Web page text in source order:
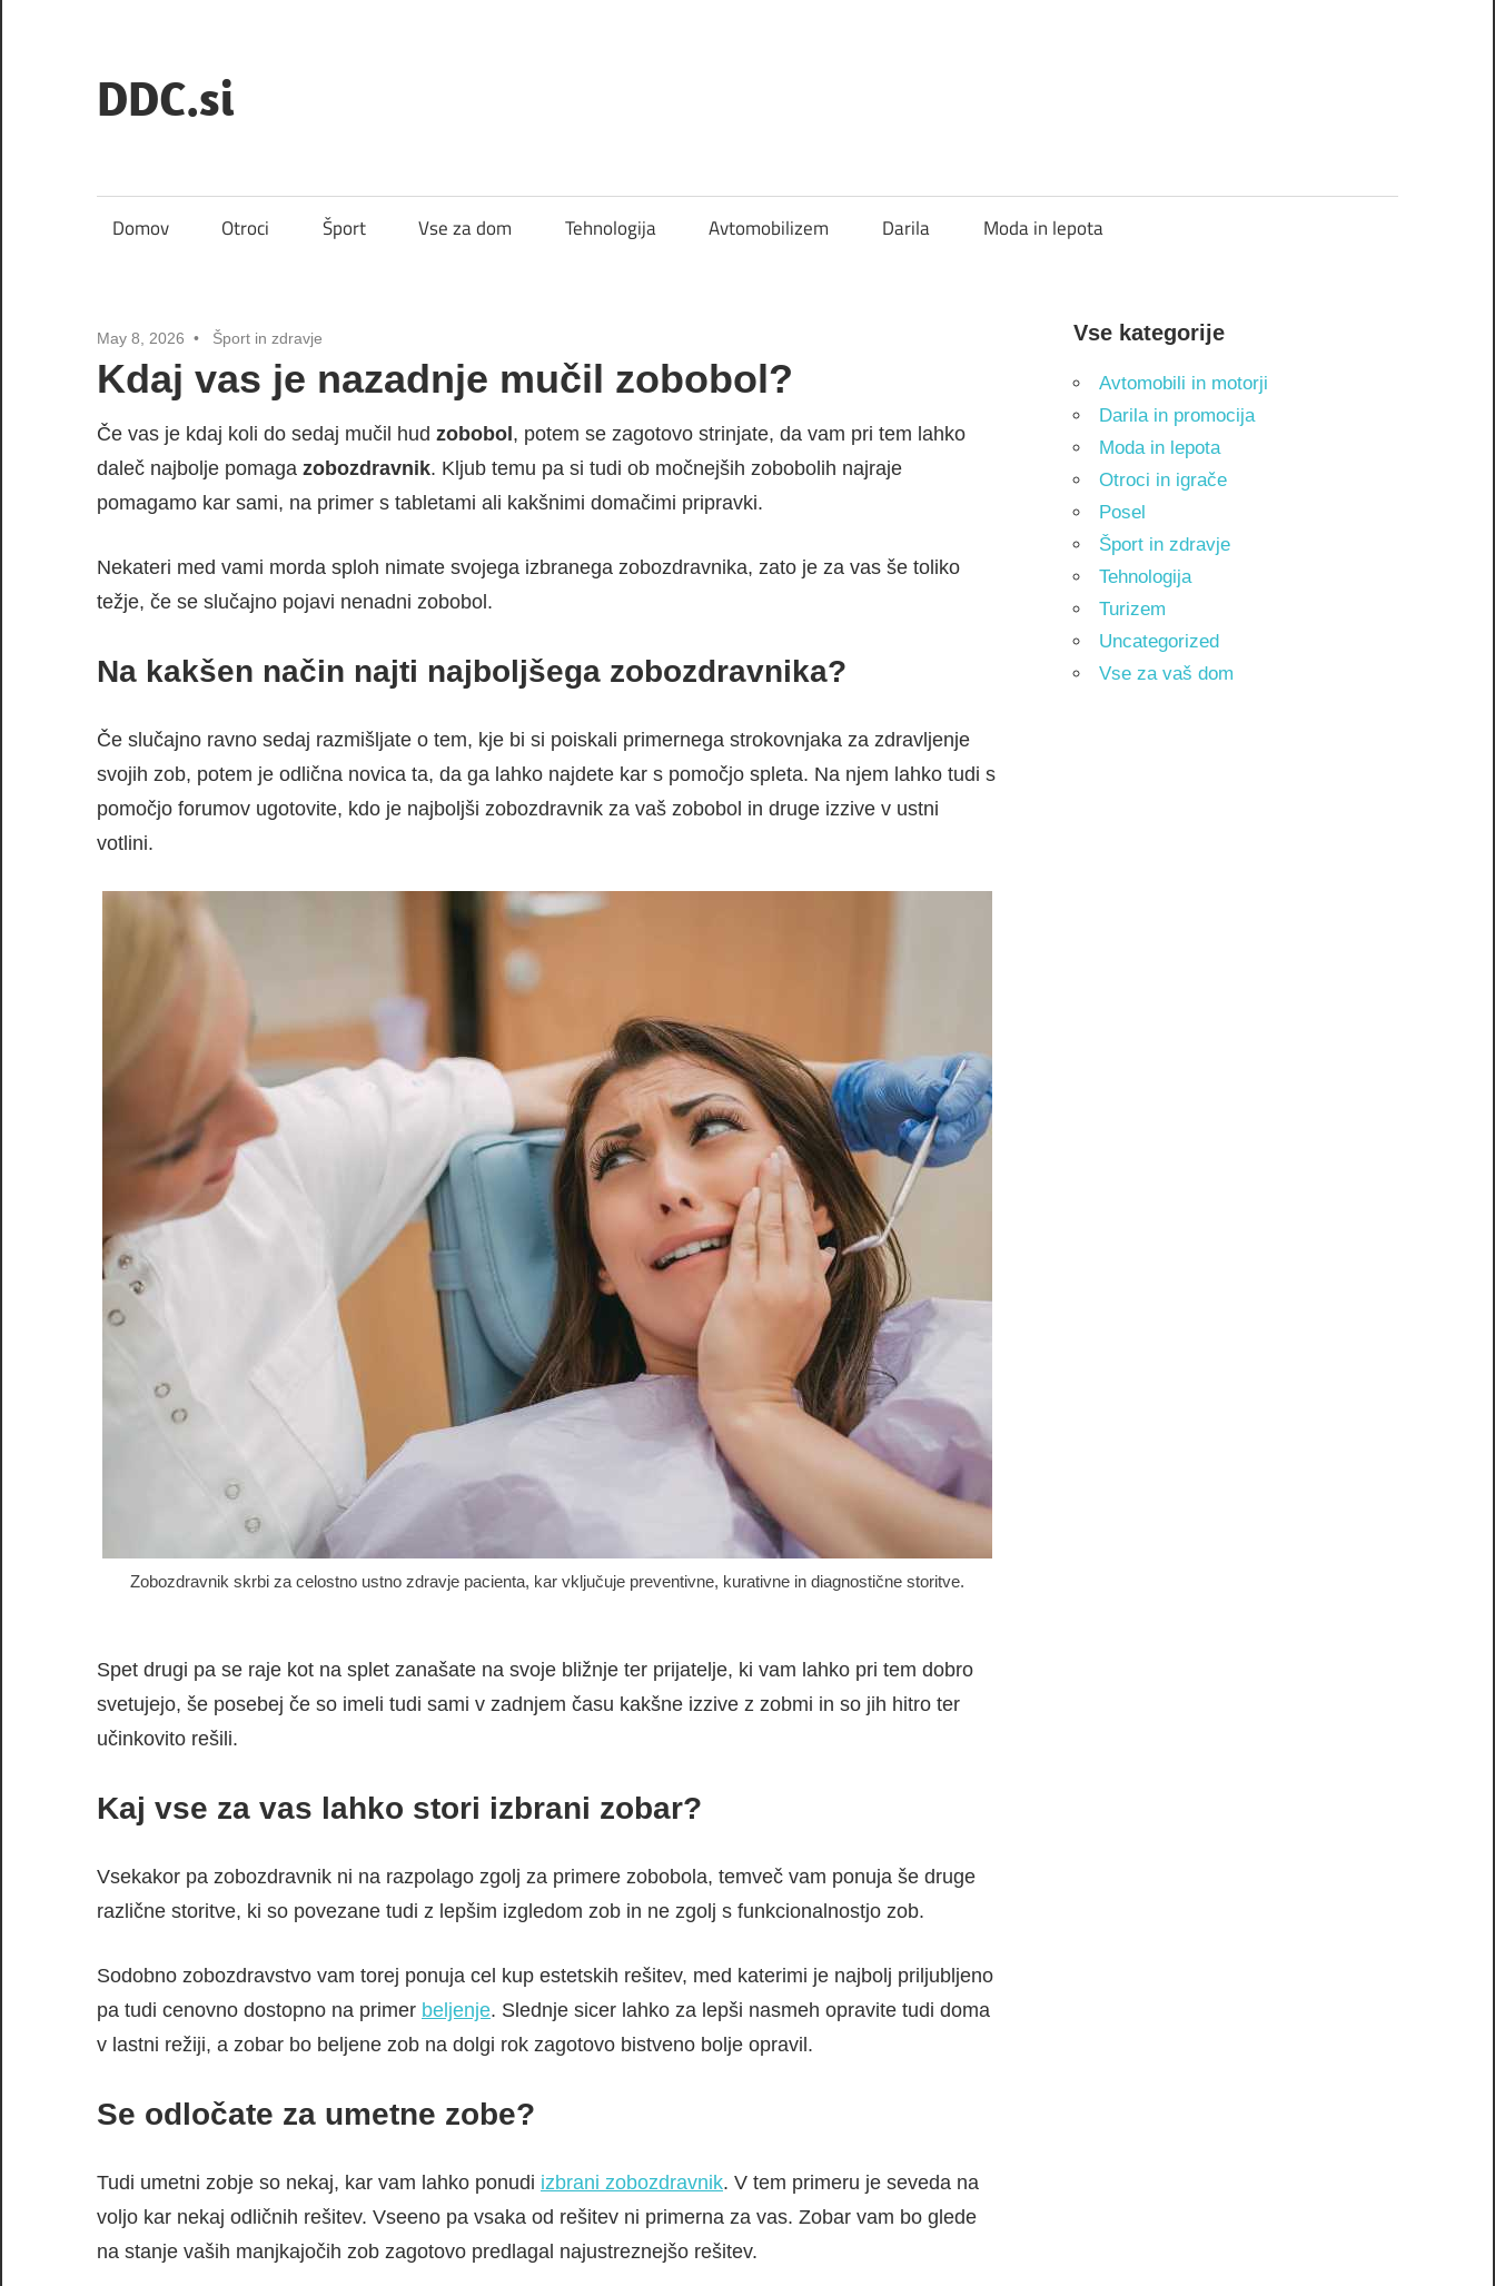
content
DDC.si
Domov Otroci Šport Vse za dom Tehnologija Avtomobilizem Darila Moda in lepota
May 8, 2026 Šport in zdravje
Kdaj vas je nazadnje mučil zobobol?
Če vas je kdaj koli do sedaj mučil hud zobobol , potem se zagotovo strinjate, da vam pri tem lahko
daleč najbolje pomaga zobozdravnik. Kljub temu pa si tudi ob močnejših zobobolih najraje
pomagamo kar sami, na primer s tabletami ali kakšnimi domačimi pripravki.
Nekateri med vami morda sploh nimate svojega izbranega zobozdravnika, zato je za vas še toliko
težje, če se slučajno pojavi nenadni zobobol.
Na kakšen način najti najboljšega zobozdravnika?
Če slučajno ravno sedaj razmišljate o tem, kje bi si poiskali primernega strokovnjaka za zdravljenje
svojih zob, potem je odlična novica ta, da ga lahko najdete kar s pomočjo spleta. Na njem lahko tudi s
pomočjo forumov ugotovite, kdo je najboljši zobozdravnik za vaš zobobol in druge izzive v ustni
votlini.
Zobozdravnik skrbi za celostno ustno zdravje pacienta, kar vključuje preventivne, kurativne in diagnostične storitve.
Spet drugi pa se raje kot na splet zanašate na svoje bližnje ter prijatelje, ki vam lahko pri tem dobro
svetujejo, še posebej če so imeli tudi sami v zadnjem času kakšne izzive z zobmi in so jih hitro ter
učinkovito rešili.
Kaj vse za vas lahko stori izbrani zobar?
Vsekakor pa zobozdravnik ni na razpolago zgolj za primere zobobola, temveč vam ponuja še druge
različne storitve, ki so povezane tudi z lepšim izgledom zob in ne zgolj s funkcionalnostjo zob.
Sodobno zobozdravstvo vam torej ponuja cel kup estetskih rešitev, med katerimi je najbolj priljubljeno
pa tudi cenovno dostopno na primer beljenje. Slednje sicer lahko za lepši nasmeh opravite tudi doma
v lastni režiji, a zobar bo beljene zob na dolgi rok zagotovo bistveno bolje opravil.
Se odločate za umetne zobe?
Tudi umetni zobje so nekaj, kar vam lahko ponudi izbrani zobozdravnik. V tem primeru je seveda na
voljo kar nekaj odličnih rešitev. Vseeno pa vsaka od rešitev ni primerna za vas. Zobar vam bo glede
na stanje vaših manjkajočih zob zagotovo predlagal najustreznejšo rešitev.
Vse kategorije
Avtomobili in motorji
Darila in promocija
Moda in lepota
Otroci in igrače
Posel
Šport in zdravje
Tehnologija
Turizem
Uncategorized
Vse za vaš dom